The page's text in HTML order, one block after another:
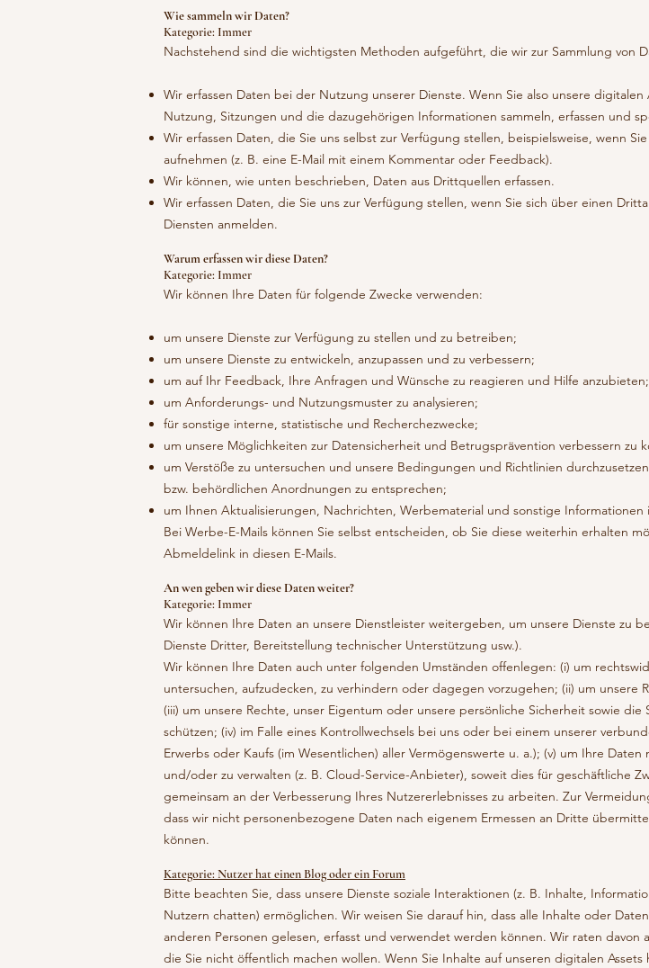
Wie sammeln wir Daten?
Kategorie: Immer
Nachstehend sind die wichtigsten Methoden aufgeführt, die wir zur Sammlung von
Wir erfassen Daten bei der Nutzung unserer Dienste. Wenn Sie also unsere
Nutzung, Sitzungen und die dazugehörigen Informationen sammeln, erfassen und
Wir erfassen Daten, die Sie uns selbst zur Verfügung stellen, beispielsweise, wenn
aufnehmen (z. B. eine E-Mail mit einem Kommentar oder Feedback).
Wir können, wie unten beschrieben, Daten aus Drittquellen erfassen.
Wir erfassen Daten, die Sie uns zur Verfügung stellen, wenn Sie sich über einen
Diensten anmelden.
Warum erfassen wir diese Daten?
Kategorie: Immer
Wir können Ihre Daten für folgende Zwecke verwenden:
um unsere Dienste zur Verfügung zu stellen und zu betreiben;
um unsere Dienste zu entwickeln, anzupassen und zu verbessern;
um auf Ihr Feedback, Ihre Anfragen und Wünsche zu reagieren und Hilfe anzubieten;
um Anforderungs- und Nutzungsmuster zu analysieren;
für sonstige interne, statistische und Recherchezwecke;
um unsere Möglichkeiten zur Datensicherheit und Betrugsprävention verbessern zu
um Verstöße zu untersuchen und unsere Bedingungen und Richtlinien
bzw. behördlichen Anordnungen zu entsprechen;
um Ihnen Aktualisierungen, Nachrichten, Werbematerial und sonstige
Bei Werbe-E-Mails können Sie selbst entscheiden, ob Sie diese weiterhin erhalten
Abmeldelink in diesen E-Mails.
An wen geben wir diese Daten weiter?
Kategorie: Immer
Wir können Ihre Daten an unsere Dienstleister weitergeben, um unsere Dienste zu
Dienste Dritter, Bereitstellung technischer Unterstützung usw.).
Wir können Ihre Daten auch unter folgenden Umständen offenlegen: (i) um
untersuchen, aufzudecken, zu verhindern oder dagegen vorzugehen; (ii) um
(iii) um unsere Rechte, unser Eigentum oder unsere persönliche Sicherheit sowie
schützen; (iv) im Falle eines Kontrollwechsels bei uns oder bei einem unserer
Erwerbs oder Kaufs (im Wesentlichen) aller Vermögenswerte u. a.); (v) um Ihre
und/oder zu verwalten (z. B. Cloud-Service-Anbieter), soweit dies für geschäftliche
gemeinsam an der Verbesserung Ihres Nutzererlebnisses zu arbeiten. Zur
dass wir nicht personenbezogene Daten nach eigenem Ermessen an Dritte
können.
Kategorie: Nutzer hat einen Blog oder ein Forum
Bitte beachten Sie, dass unsere Dienste soziale Interaktionen (z. B. Inhalte,
Nutzern chatten) ermöglichen. Wir weisen Sie darauf hin, dass alle Inhalte oder
anderen Personen gelesen, erfasst und verwendet werden können. Wir raten
die Sie nicht öffentlich machen wollen. Wenn Sie Inhalte auf unseren digitalen